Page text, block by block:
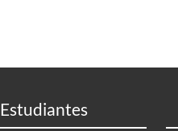
Estudiantes